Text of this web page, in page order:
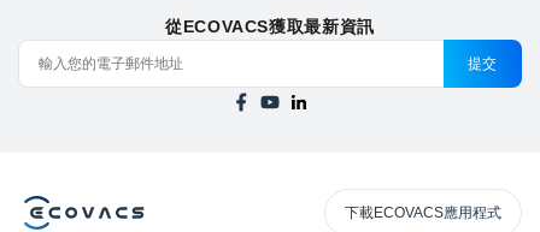
從ECOVACS獲取最新資訊
提交
下載ECOVACS應用程式